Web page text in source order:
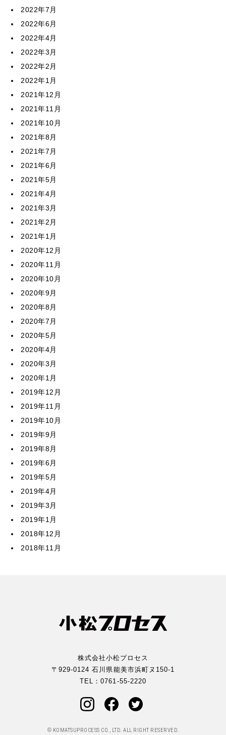
2022年7月
2022年6月
2022年4月
2022年3月
2022年2月
2022年1月
2021年12月
2021年11月
2021年10月
2021年8月
2021年7月
2021年6月
2021年5月
2021年4月
2021年3月
2021年2月
2021年1月
2020年12月
2020年11月
2020年10月
2020年9月
2020年8月
2020年7月
2020年5月
2020年4月
2020年3月
2020年1月
2019年12月
2019年11月
2019年10月
2019年9月
2019年8月
2019年6月
2019年5月
2019年4月
2019年3月
2019年1月
2018年12月
2018年11月
株式会社小松プロセス
〒929-0124 石川県能美市浜町ヌ150-1
TEL：0761-55-2220
© KOMATSUPROCESS CO., LTD. ALL RIGHT RESERVED.